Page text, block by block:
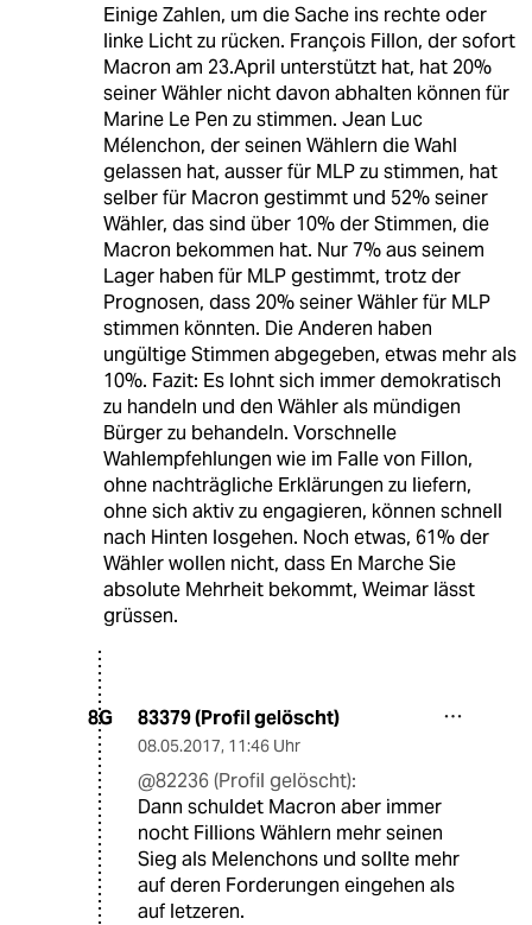
Einige Zahlen, um die Sache ins rechte oder
linke Licht zu rücken. François Fillon, der sofort
Macron am 23.April unterstützt hat, hat 20%
seiner Wähler nicht davon abhalten können für
Marine Le Pen zu stimmen. Jean Luc
Mélenchon, der seinen Wählern die Wahl
gelassen hat, ausser für MLP zu stimmen, hat
selber für Macron gestimmt und 52% seiner
Wähler, das sind über 10% der Stimmen, die
Macron bekommen hat. Nur 7% aus seinem
Lager haben für MLP gestimmt, trotz der
Prognosen, dass 20% seiner Wähler für MLP
stimmen könnten. Die Anderen haben
ungültige Stimmen abgegeben, etwas mehr als
10%. Fazit: Es lohnt sich immer demokratisch
zu handeln und den Wähler als mündigen
Bürger zu behandeln. Vorschnelle
Wahlempfehlungen wie im Falle von Fillon,
ohne nachträgliche Erklärungen zu liefern,
ohne sich aktiv zu engagieren, können schnell
nach Hinten losgehen. Noch etwas, 61% der
Wähler wollen nicht, dass En Marche Sie
absolute Mehrheit bekommt, Weimar lässt
grüssen.
8G 83379 (Profil gelöscht)
08.05.2017, 11:46 Uhr
@82236 (Profil gelöscht):
Dann schuldet Macron aber immer
nocht Fillions Wählern mehr seinen
Sieg als Melenchons und sollte mehr
auf deren Forderungen eingehen als
auf letzeren.